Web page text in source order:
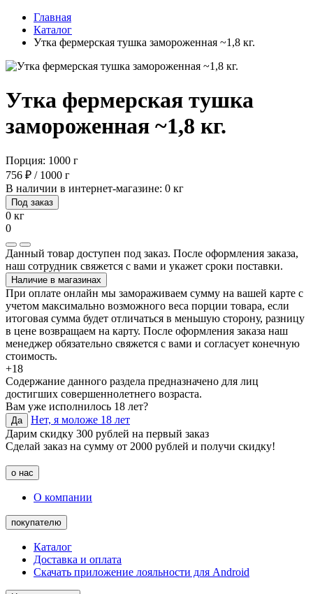
Главная
Каталог
Утка фермерская тушка замороженная ~1,8 кг.
Утка фермерская тушка
замороженная ~1,8 кг.
Порция: 1000 г
756 ₽ / 1000 г
В наличии в интернет-магазине: 0 кг
Под заказ
0 кг
0
Данный товар доступен под заказ. После оформления заказа,
наш сотрудник свяжется с вами и укажет сроки поставки.
Наличие в магазинах
При оплате онлайн мы замораживаем сумму на вашей карте с
учетом максимально возможного веса порции товара, если
итоговая сумма будет отличаться в меньшую сторону, разницу
в цене возвращаем на карту. После оформления заказа наш
менеджер обязательно свяжется с вами и согласует конечную
стоимость.
+18
Содержание данного раздела предназначено для лиц
достигших совершеннолетнего возраста.
Вам уже исполнилось 18 лет?
Да
Нет, я моложе 18 лет
Дарим скидку 300 рублей на первый заказ
Сделай заказ на сумму от 2000 рублей и получи скидку!
о нас
О компании
покупателю
Каталог
Доставка и оплата
Скачать приложение лояльности для Android